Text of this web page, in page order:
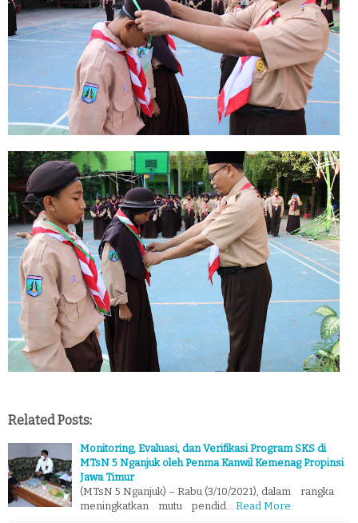
Related Posts:
Monitoring, Evaluasi, dan Verifikasi Program SKS di
MTsN 5 Nganjuk oleh Penma Kanwil Kemenag Propinsi
Jawa Timur
(MTsN 5 Nganjuk) – Rabu (3/10/2021), dalam rangka
meningkatkan mutu pendid… Read More